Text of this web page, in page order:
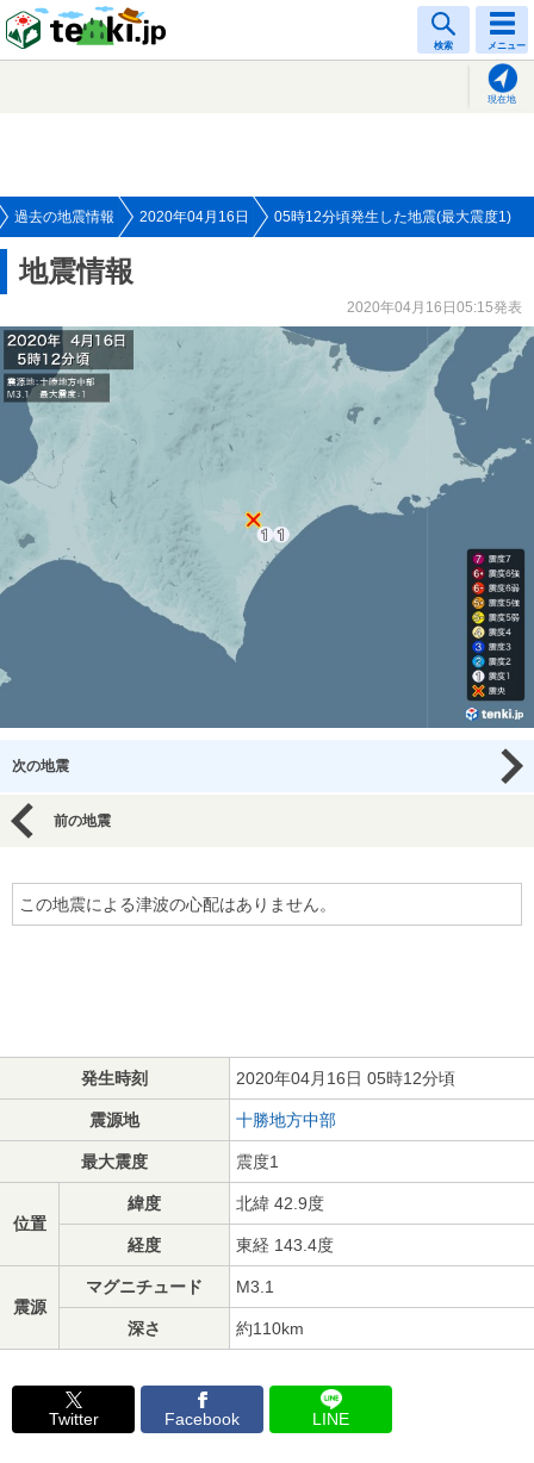
検索 メニュー
現在地
過去の地震情報 2020年04月16日 05時12分頃発生した地震(最大震度1)
地震情報
2020年04月16日05:15発表
次の地震
前の地震
この地震による津波の心配はありません。
発生時刻 2020年04月16日 05時12分頃
震源地 十勝地方中部
最大震度 震度1
位置
緯度 北緯 42.9度
経度 東経 143.4度
震源
マグニチュード M3.1
深さ 約110km
Twitter Facebook LINE